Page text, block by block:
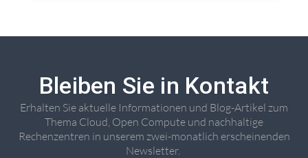
Bleiben Sie in Kontakt
Erhalten Sie aktuelle Informationen und Blog-Artikel zum
Thema Cloud, Open Compute und nachhaltige
Rechenzentren in unserem zwei-monatlich erscheinenden
Newsletter. ​